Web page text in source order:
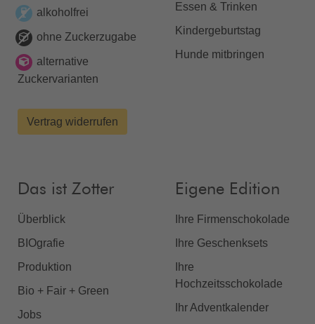
alkoholfrei
ohne Zuckerzugabe
alternative
Zuckervarianten
Vertrag widerrufen
Essen & Trinken
Kindergeburtstag
Hunde mitbringen
Das ist Zotter
Überblick
BIOgrafie
Produktion
Bio + Fair + Green
Jobs
Eigene Edition
Ihre Firmenschokolade
Ihre Geschenksets
Ihre
Hochzeitsschokolade
Ihr Adventkalender